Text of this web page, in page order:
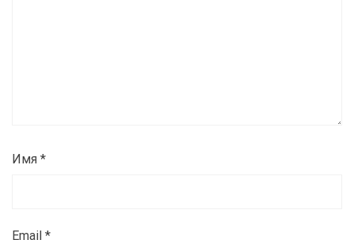
Имя *
Email *